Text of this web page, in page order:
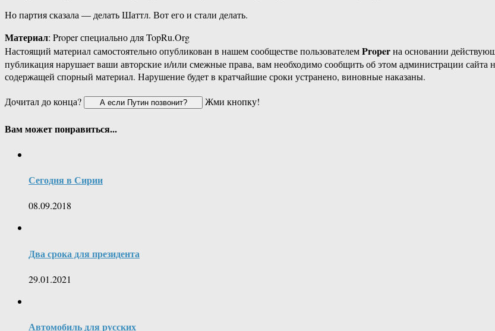
Но партия сказала — делать Шаттл. Вот его и стали делать.
Материал: Proper специально для TopRu.Org
Настоящий материал самостоятельно опубликован в нашем сообществе пользователемProperна основании
публикация нарушает ваши авторские и/или смежные права, вам необходимо сообщить об этом администрации сайта
содержащей спорный материал. Нарушение будет в кратчайшие сроки устранено, виновные наказаны.
Дочитал до конца?
Жми кнопку!
Вам может понравиться...
Сегодня в Сирии
08.09.2018
Два срока для президента
29.01.2021
Автомобиль для русских